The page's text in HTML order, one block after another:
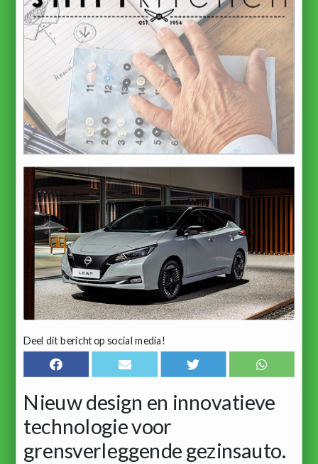
Deel dit bericht op social media!
Nieuw design en innovatieve
technologie voor
grensverleggende gezinsauto.